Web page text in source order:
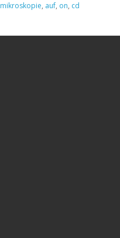
mikroskopie, auf, on, cd